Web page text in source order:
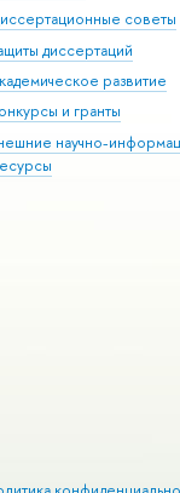
советы
диссертаций
развитие
и гранты
научно-